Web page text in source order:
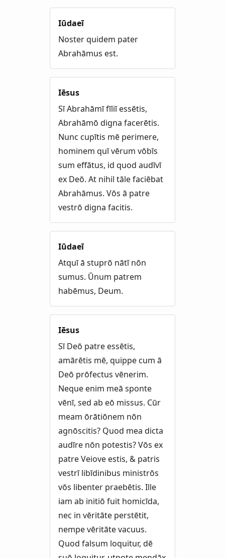
Iūdaeī
Noster quidem pater
Abrahāmus est.
Iēsus
Sī Abrahāmī fīliī essētis,
Abrahāmō digna facerētis.
Nunc cupītis mē perimere,
hominem quī vērum vōbīs
sum effātus, id quod audīvī
ex Deō. At nihil tāle faciēbat
Abrahāmus. Vōs ā patre
vestrō digna facitis.
Iūdaeī
Atquī ā stuprō nātī nōn
sumus. Ūnum patrem
habēmus, Deum.
Iēsus
Sī Deō patre essētis,
amārētis mē, quippe cum ā
Deō prōfectus vēnerim.
Neque enim meā sponte
vēnī, sed ab eō missus. Cūr
meam ōrātiōnem nōn
agnōscitis? Quod mea dicta
audīre nōn potestis? Vōs ex
patre Veiove estis, & patris
vestrī libīdinibus ministrōs
vōs libenter praebētis. Ille
iam ab initiō fuit homicīda,
nec in vēritāte perstētit,
nempe vēritāte vacuus.
Quod falsum loquitur, dē